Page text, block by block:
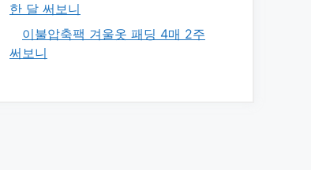
한 달 써보니
이불압축팩 겨울옷 패딩 4매 2주
써보니